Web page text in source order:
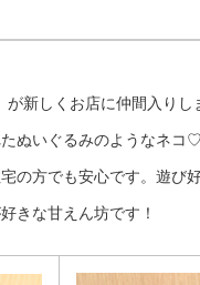
新しくお店に仲間入りし
ぬいぐるみのようなネコ
の方でも安心です。遊び
きな甘えん坊です！